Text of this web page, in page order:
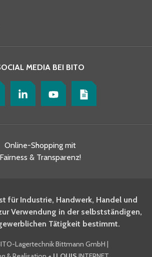
MEDIA BEI BITO
Online-Shopping mit
Fairness & Transparenz!
für Industrie, Handwerk, Handel und
Verwendung in der selbstständigen,
Tätigkeit bestimmt.
Lagertechnik Bittmann GmbH |